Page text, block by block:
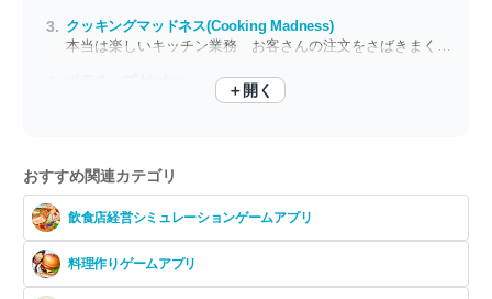
クッキングマッドネス(Cooking Madness)
本当は楽しいキッチン業務 お客さんの注文をさばきまくる快感がここにある
＋開く
おすすめ関連カテゴリ
飲食店経営シミュレーションゲームアプリ
料理作りゲームアプリ